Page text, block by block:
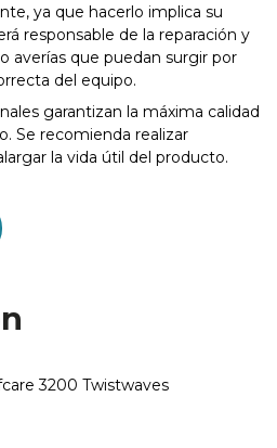
ya que hacerlo implica su
responsable de la reparación y
averías que puedan surgir por
del equipo.
garantizan la máxima calidad
Se recomienda realizar
la vida útil del producto.
3200 Twistwaves